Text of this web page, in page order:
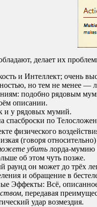
делает их
и Интеллект; очень
но тем не менее —
подобно рядовым
описании.
и у рядовых мумий.
спасброски по
физического
(говоря
убить лорда-мумию
об этом чуть позже.
он может до трёх
и обращение в
Эффекты: Всё,
, передавая
удар возмездия.